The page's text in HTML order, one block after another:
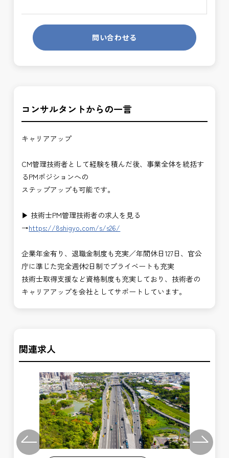
問い合わせる
コンサルタントからの一言
キャリアアップ
CM管理技術者として経験を積んだ後、事業全体を統括す
るPMポジションへの
ステップアップも可能です。
▶ 技術士PM管理技術者の求人を見る
→https://8shigyo.com/s/s26/
企業年金有り、退職金制度も充実／年間休日127日、官公
庁に準じた完全週休2日制でプライベートも充実
技術士取得支援など資格制度も充実しており、技術者の
キャリアアップを会社としてサポートしています。
関連求人
Previous Next